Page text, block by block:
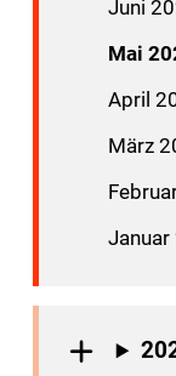
Juni
Mai
April
März